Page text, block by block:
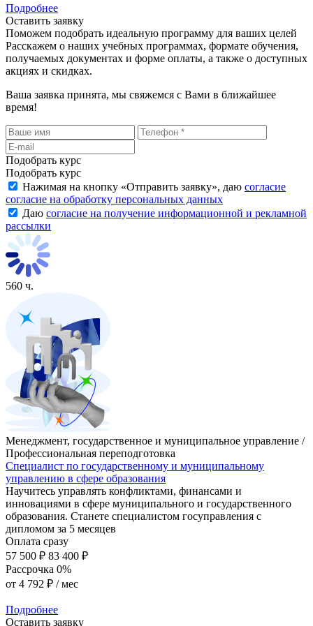
Подробнее
Оставить заявку
Поможем подобрать идеальную программу для ваших целей
Расскажем о наших учебных программах, формате обучения,
получаемых документах и форме оплаты, а также о доступных
акциях и скидках.
Ваша заявка принята, мы свяжемся с Вами в ближайшее
время!
Подобрать курс
Подобрать курс
Нажимая на кнопку «Отправить заявку», даю согласие
согласие на обработку персональных данных
Даю согласие на получение информационной и рекламной
рассылки
560 ч.
Менеджмент, государственное и муниципальное управление /
Профессиональная переподготовка
Специалист по государственному и муниципальному
управлению в сфере образования
Научитесь управлять конфликтами, финансами и
инновациями в сфере муниципального и государственного
образования. Станете специалистом госуправления с
дипломом за 5 месяцев
Оплата сразу
57 500 ₽ 83 400 ₽
Рассрочка 0%
от 4 792 ₽ / мес
Подробнее
Оставить заявку